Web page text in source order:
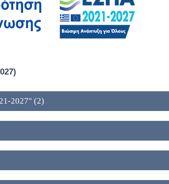
2027" (2)